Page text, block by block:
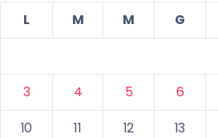
L
M M G
3
4 5 6
10
11 12 13